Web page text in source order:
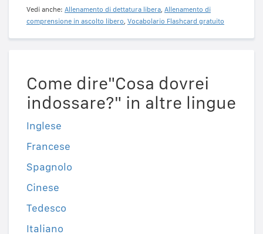
Vedi anche: Allenamento di dettatura libera, Allenamento di
comprensione in ascolto libero, Vocabolario Flashcard gratuito
Come dire"Cosa dovrei
indossare?" in altre lingue
Inglese
Francese
Spagnolo
Cinese
Tedesco
Italiano